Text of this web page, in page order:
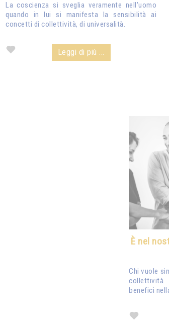
La coscienza si sveglia veramente nell'uomo
quando in lui si manifesta la sensibilità ai
concetti di collettività, di universalità.
Leggi di più ...
È nel
Chi vuole
collettività
benefici